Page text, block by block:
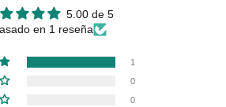
5.00 de 5
en 1 reseña
1
0
0